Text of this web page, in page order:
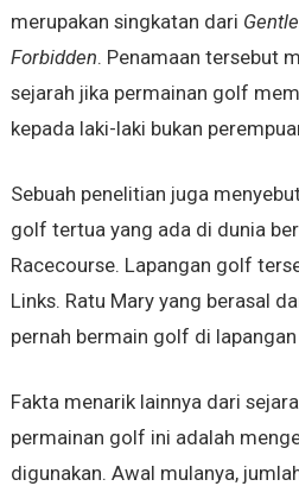
merupakan singkatan dari
Forbidden. Penamaan tersebut
sejarah jika permainan golf
kepada laki-laki bukan
Sebuah penelitian juga
golf tertua yang ada di dunia
Racecourse. Lapangan golf
Links. Ratu Mary yang berasal
pernah bermain golf di lapangan
Fakta menarik lainnya dari
permainan golf ini adalah
digunakan. Awal mulanya,